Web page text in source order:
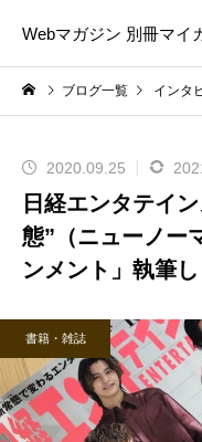
Webマガジン 別冊マイ
ブログ一覧 インタ
2020.09.25
日経エンタテイ
態”（ニューノー
ンメント」執筆
書籍・雑誌